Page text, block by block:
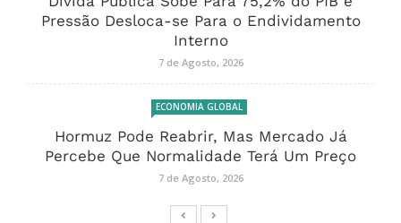
Pressão Desloca-se Para o Endividamento
Interno
7 de Agosto, 2026
ECONOMIA GLOBAL
Hormuz Pode Reabrir, Mas Mercado Já
Percebe Que Normalidade Terá Um Preço
7 de Agosto, 2026